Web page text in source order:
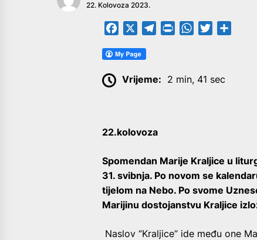
22. Kolovoza 2023.
FacebookTelegramPrintFriendly
WhatsApp
Twitter
Vrijeme: 2 min, 41 sec
22.kolovoza
Spomendan Marije Kraljice u
31. svibnja. Po novom se
tijelom na Nebo. Po svome
Marijinu dostojanstvu Kraljice
Naslov “Kraljice” ide među one